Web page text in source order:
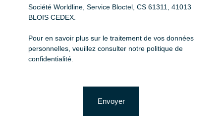
Société Worldline, Service Bloctel, CS 61311, 41013
BLOIS CEDEX.
Pour en savoir plus sur le traitement de vos données
personnelles, veuillez consulter notre politique de
confidentialité
Envoyer